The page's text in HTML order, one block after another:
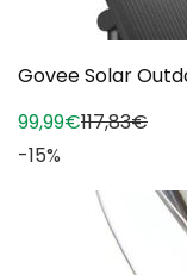
Govee Solar
99,99€117,83€
-15%